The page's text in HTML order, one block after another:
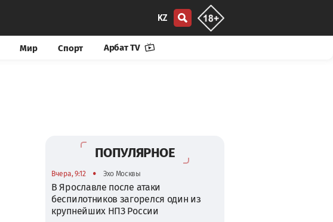
KZ
Мир Спорт Арбат TV
ПОПУЛЯРНОЕ
Вчера, 9:12 • Эхо Москвы
В Ярославле после атаки
беспилотников загорелся один из
крупнейших НПЗ России